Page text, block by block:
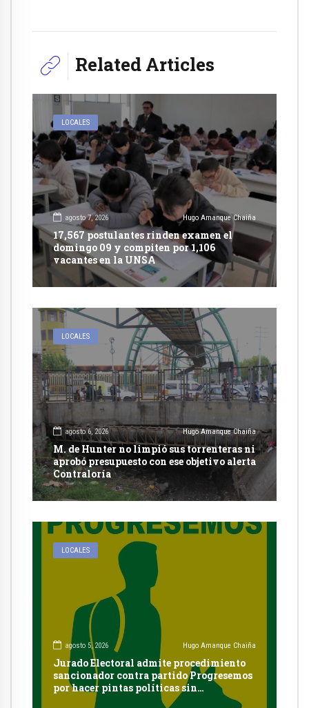
Related Articles
LOCALES
agosto 7, 2026 Hugo Amanque Chaiña
17,567 postulantes rinden examen el
domingo 09 y compiten por 1,106
vacantes en la UNSA
LOCALES
agosto 6, 2026 Hugo Amanque Chaiña
M. de Hunter no limpió sus torrenteras ni
aprobó presupuesto con ese objetivo alerta
Contraloría
LOCALES
agosto 5, 2026 Hugo Amanque Chaiña
Jurado Electoral admite procedimiento
sancionador contra partido Progresemos
por hacer pintas políticas sin
autorización en Cayma